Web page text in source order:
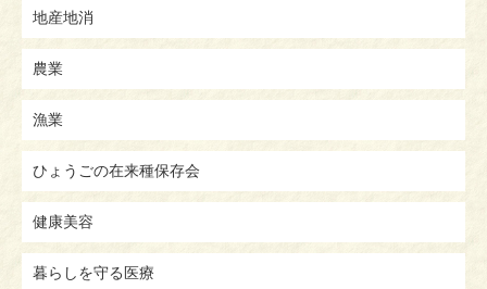
地産地消
農業
漁業
ひょうごの在来種保存会
健康美容
暮らしを守る医療